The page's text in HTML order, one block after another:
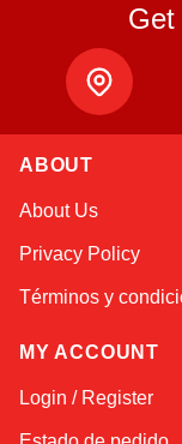
Get
ABOUT
About Us
Privacy Policy
Términos y
MY ACCOUNT
Login / Register